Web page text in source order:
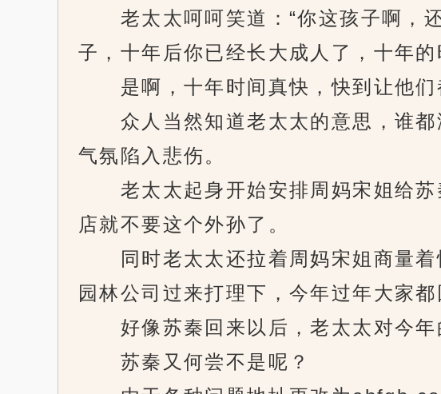
老太太呵呵笑道：“你这孩子啊，还
子，十年后你已经长大成人了，十年的
是啊，十年时间真快，快到让他们
众人当然知道老太太的意思，谁都
气氛陷入悲伤。
老太太起身开始安排周妈宋姐给苏
店就不要这个外孙了。
同时老太太还拉着周妈宋姐商量着
园林公司过来打理下，今年过年大家
好像苏秦回来以后，老太太对今年
苏秦又何尝不是呢？